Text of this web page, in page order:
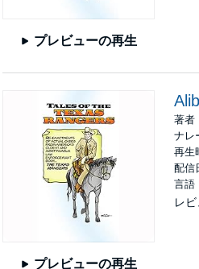
プレビューの再生
プレビューの再生
著
ナレ
再生
配信
言語
レ